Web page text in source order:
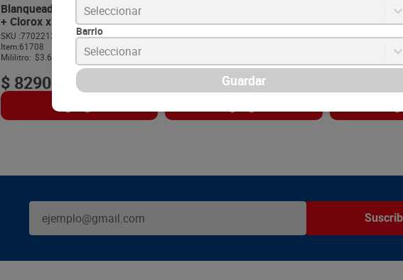
Blanqueador Clorox x 1800 ml
+ Clorox x 460 ml
SKU :7702213400181
Item:61708
Mililitro: $3.67
$ 8290
Rojos x 500 ml
SKU :7706303570938
Blanqueador
Citrica x 930
SKU :
Seleccionar
Barrio
Seleccionar
Guardar